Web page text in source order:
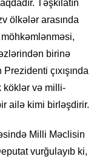
Təşkilatın
ölkələr arasında
möhkəmlənməsi,
birinə
çıxışında
köklər və milli-
ailə kimi birləşdirir.
Milli Məclisin
vurğulayıb ki,